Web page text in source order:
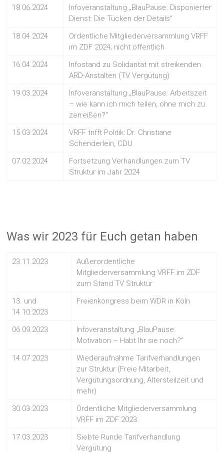
18.06.2024
Infoveranstaltung „BlauPause: Disponierter
Dienst: Die Tücken der Details“
18.04.2024
Ordentliche Mitgliederversammlung VRFF
im ZDF 2024; nicht öffentlich.
16.04.2024
Infostand zu Solidarität mit streikenden
ARD-Anstalten (TV Vergütung)
19.03.2024
Infoveranstaltung „BlauPause: Arbeitszeit
– wie kann ich mich teilen, ohne mich zu
zerreißen?“
15.03.2024
VRFF trifft Politik: Dr. Christiane
Schenderlein, CDU
07.02.2024
Fortsetzung Verhandlungen zum TV
Struktur im Jahr 2024
Was wir 2023 für Euch getan haben
23.11.2023
Außerordentliche
Mitgliederversammlung VRFF im ZDF
zum Stand TV Struktur
13. und
14.10.2023
Freienkongress beim WDR in Köln
06.09.2023
Infoveranstaltung „BlauPause:
Motivation – Habt Ihr sie noch?“
14.07.2023
Wiederaufnahme Tarifverhandlungen
zur Struktur (Freie Mitarbeit,
Vergütungsordnung, Altersteilzeit und
mehr)
30.03.2023
Ordentliche Mitgliederversammlung
VRFF im ZDF 2023
17.03.2023
Siebte Runde Tarifverhandlung
Vergütung